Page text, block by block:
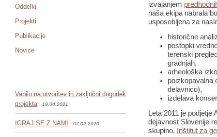
Oddelki
Projekti
Publikacije
Novice
Vabilo na otvoritev in zaključni dogodek
projekta | 19.04.2021
IGRAJ SE Z NAMI | 07.02.2020
izvajanjem
naša ekipa nabrala
usposobljena za
historične
postopki
terenski
gradnjah,
arheološka
poizkopavalna
delavnico),
izdelava
Leta 2011 je
dejavnost Slovenije
skupino,
Inštitut za